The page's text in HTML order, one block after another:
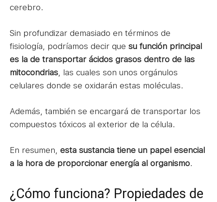
cerebro.
Sin profundizar demasiado en términos de
fisiología, podríamos decir que su función principal
es la de transportar ácidos grasos dentro de las
mitocondrias , las cuales son unos orgánulos
celulares donde se oxidarán estas moléculas.
Además, también se encargará de transportar los
compuestos tóxicos al exterior de la célula.
En resumen, esta sustancia tiene un papel esencial
a la hora de proporcionar energía al organismo.
¿Cómo funciona? Propiedades de